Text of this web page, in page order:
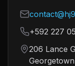
+592 227
206 Lance
Georgetown